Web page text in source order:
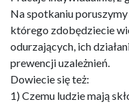
Na spotkaniu
którego zdobędziecie
odurzających, ich
prewencji uzależnień.
Dowiecie się też:
1) Czemu ludzie mają